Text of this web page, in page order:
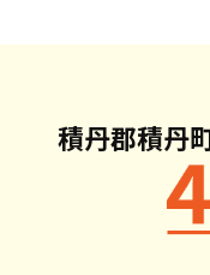
積丹郡積丹